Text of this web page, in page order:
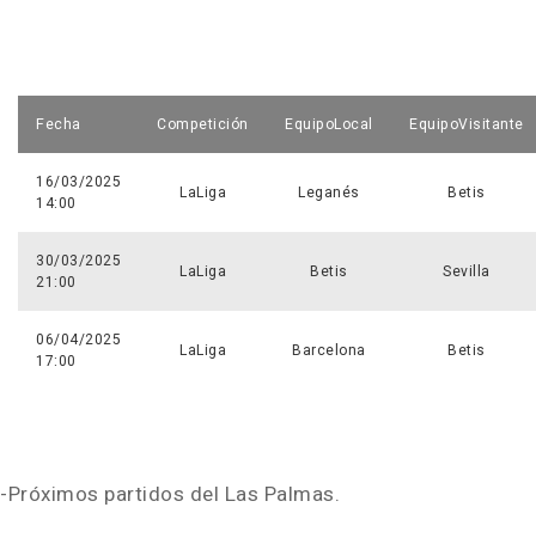
Fecha Competición EquipoLocal EquipoVisitante
16/03/2025
14:00
LaLiga Leganés Betis
30/03/2025
21:00
LaLiga Betis Sevilla
06/04/2025
17:00
LaLiga Barcelona Betis
-Próximos partidos del Las Palmas.